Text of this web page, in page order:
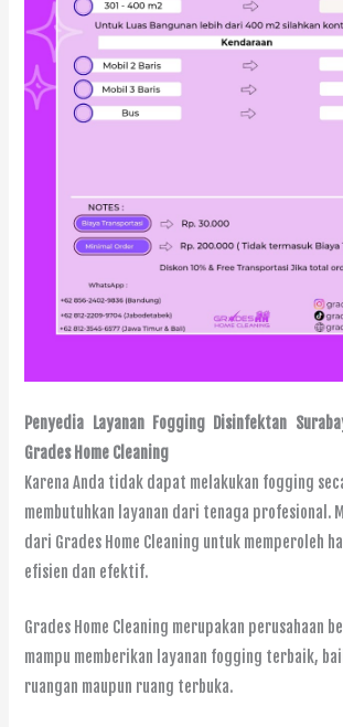
Penyedia Layanan Fogging Disinfektan
Grades Home Cleaning
Karena Anda tidak dapat melakukan fogging
membutuhkan layanan dari tenaga profesional.
dari Grades Home Cleaning untuk memperoleh
efisien dan efektif.
Grades Home Cleaning merupakan perusahaan
mampu memberikan layanan fogging terbaik,
ruangan maupun ruang terbuka.